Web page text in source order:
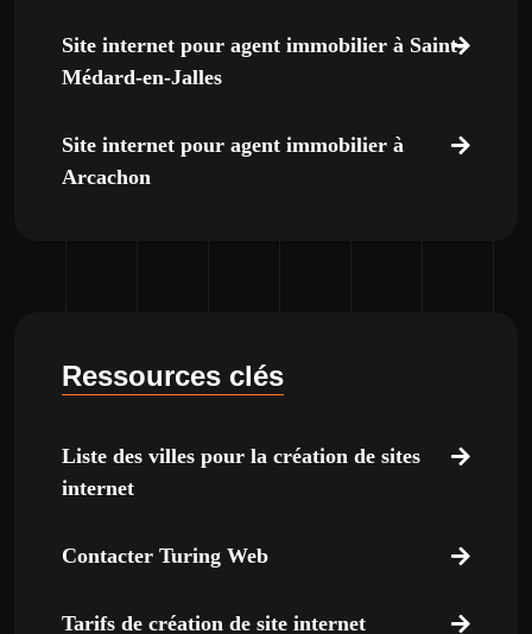
Site internet pour agent immobilier à Saint-
Médard-en-Jalles
Site internet pour agent immobilier à
Arcachon
Ressources clés
Liste des villes pour la création de sites
internet
Contacter Turing Web
Tarifs de création de site internet